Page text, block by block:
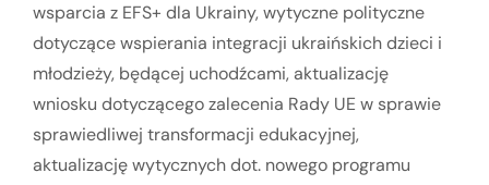
wsparcia z EFS+ dla Ukrainy, wytyczne polityczne
dotyczące wspierania integracji ukraińskich dzieci i
młodzieży, będącej uchodźcami, aktualizację
wniosku dotyczącego zalecenia Rady UE w sprawie
sprawiedliwej transformacji edukacyjnej,
aktualizację wytycznych dot. nowego programu